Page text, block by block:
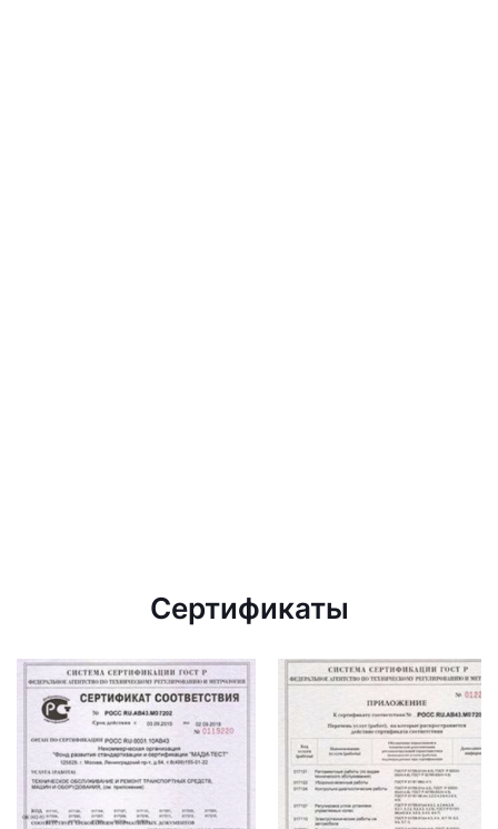
Сертификаты